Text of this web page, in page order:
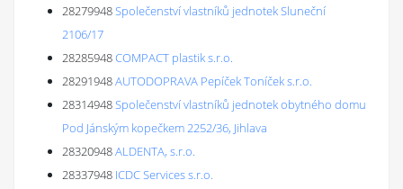
28279948Společenství vlastníků jednotek Sluneční
2106/17
28285948COMPACT plastik s.r.o.
28291948AUTODOPRAVA Pepíček Toníček s.r.o.
28314948Společenství vlastníků jednotek obytného domu
Pod Jánským kopečkem 2252/36, Jihlava
28320948ALDENTA, s.r.o.
28337948 ICDC Services s.r.o.